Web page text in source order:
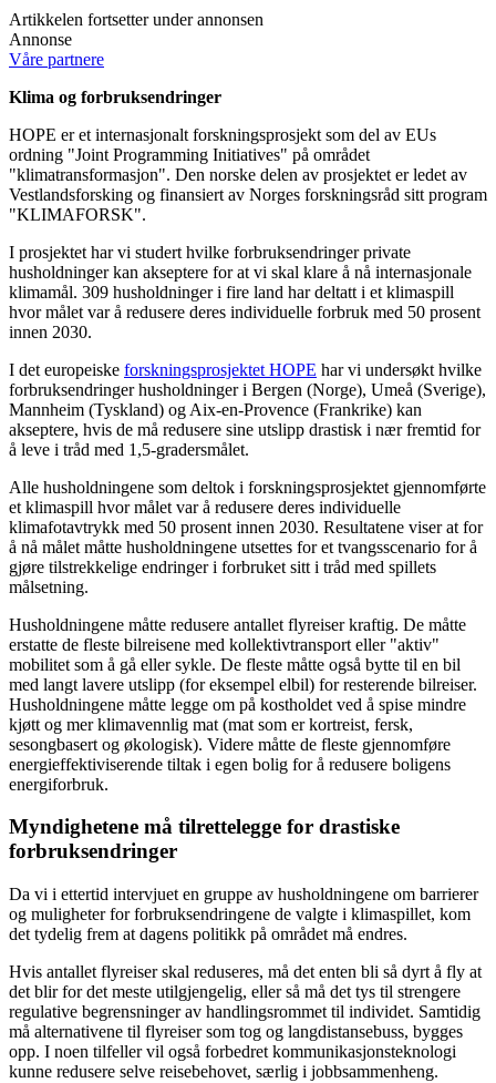
Artikkelen fortsetter under annonsen
Annonse
Våre partnere
Klima og forbruksendringer
HOPE er et internasjonalt forskningsprosjekt som del av EUs
ordning "Joint Programming Initiatives" på området
"klimatransformasjon". Den norske delen av prosjektet er ledet av
Vestlandsforsking og finansiert av Norges forskningsråd sitt program
"KLIMAFORSK".
I prosjektet har vi studert hvilke forbruksendringer private
husholdninger kan akseptere for at vi skal klare å nå internasjonale
klimamål. 309 husholdninger i fire land har deltatt i et klimaspill
hvor målet var å redusere deres individuelle forbruk med 50 prosent
innen 2030.
I det europeiske forskningsprosjektet HOPE har vi undersøkt hvilke
forbruksendringer husholdninger i Bergen (Norge), Umeå (Sverige),
Mannheim (Tyskland) og Aix-en-Provence (Frankrike) kan
akseptere, hvis de må redusere sine utslipp drastisk i nær fremtid for
å leve i tråd med 1,5-gradersmålet.
Alle husholdningene som deltok i forskningsprosjektet gjennomførte
et klimaspill hvor målet var å redusere deres individuelle
klimafotavtrykk med 50 prosent innen 2030. Resultatene viser at for
å nå målet måtte husholdningene utsettes for et tvangsscenario for å
gjøre tilstrekkelige endringer i forbruket sitt i tråd med spillets
målsetning.
Husholdningene måtte redusere antallet flyreiser kraftig. De måtte
erstatte de fleste bilreisene med kollektivtransport eller "aktiv"
mobilitet som å gå eller sykle. De fleste måtte også bytte til en bil
med langt lavere utslipp (for eksempel elbil) for resterende bilreiser.
Husholdningene måtte legge om på kostholdet ved å spise mindre
kjøtt og mer klimavennlig mat (mat som er kortreist, fersk,
sesongbasert og økologisk). Videre måtte de fleste gjennomføre
energieffektiviserende tiltak i egen bolig for å redusere boligens
energiforbruk.
Myndighetene må tilrettelegge for drastiske
forbruksendringer
Da vi i ettertid intervjuet en gruppe av husholdningene om barrierer
og muligheter for forbruksendringene de valgte i klimaspillet, kom
det tydelig frem at dagens politikk på området må endres.
Hvis antallet flyreiser skal reduseres, må det enten bli så dyrt å fly at
det blir for det meste utilgjengelig, eller så må det tys til strengere
regulative begrensninger av handlingsrommet til individet. Samtidig
må alternativene til flyreiser som tog og langdistansebuss, bygges
opp. I noen tilfeller vil også forbedret kommunikasjonsteknologi
kunne redusere selve reisebehovet, særlig i jobbsammenheng.